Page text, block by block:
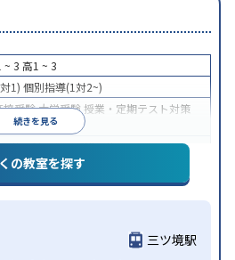
続きを見る
~ 3 高1 ~ 3
1) 個別指導(1対2~)
校受験大学受験 授業・定期テスト対策
学習習慣の定着
能1科目から受講可能
の教室を探す
三ツ境駅